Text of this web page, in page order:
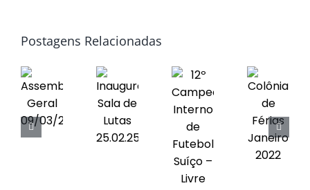
Postagens Relacionadas